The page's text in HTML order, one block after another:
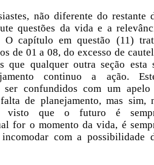
não diferente do restante
questões da vida e a
capítulo em questão (11)
de 01 a 08, do excesso de
que qualquer outra seção esta
continuo a ação.
ser confundidos com um
de planejamento, mas sim,
visto que o futuro é
for o momento da vida, é
com a possibilidade